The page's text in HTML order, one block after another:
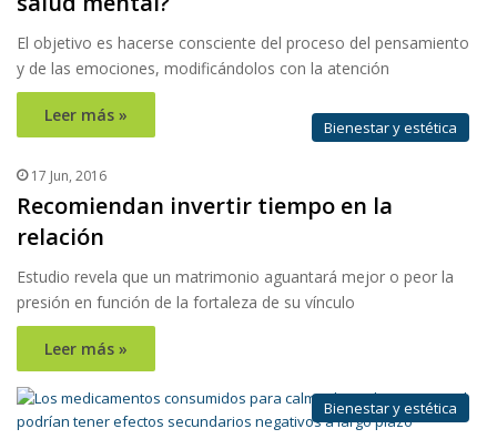
El objetivo es hacerse consciente del proceso del pensamiento
y de las emociones, modificándolos con la atención
Leer más »
Bienestar y estética
17 Jun, 2016
Recomiendan invertir tiempo en la
relación
Estudio revela que un matrimonio aguantará mejor o peor la
presión en función de la fortaleza de su vínculo
Leer más »
Bienestar y estética